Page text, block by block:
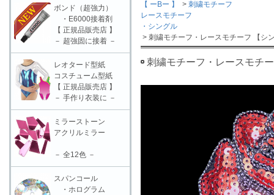
【 ーBー 】 > 刺繍モチーフ
レースモチーフ
・シングル
> 刺繍モチーフ・レースモチーフ 【シ
刺繍モチーフ・レースモチ
ボンド（超強力）
・E6000接着剤
【 正規品販売店 】
－ 超強固に接着 －
レオタード型紙
コスチューム型紙
【 正規品販売店 】
－ 手作り衣装に －
ミラーストーン
アクリルミラー
－ 全12色 －
スパンコール
・ホログラム